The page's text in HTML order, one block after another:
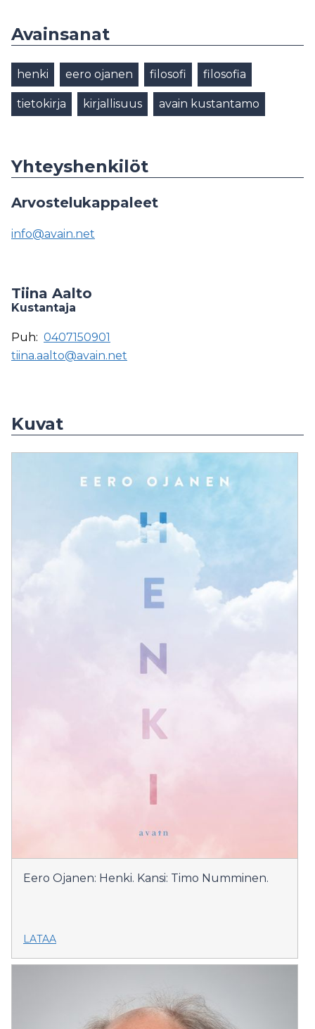
Avainsanat
henki eero ojanen filosofi filosofia
tietokirja kirjallisuus avain kustantamo
Yhteyshenkilöt
Arvostelukappaleet
info@avain.net
Tiina Aalto
Kustantaja
Puh: 0407150901
tiina.aalto@avain.net
Kuvat
Eero Ojanen: Henki. Kansi: Timo Numminen.
LATAA